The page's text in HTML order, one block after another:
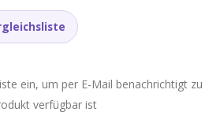
ein, um per E-Mail benachrichtigt zu
verfügbar ist